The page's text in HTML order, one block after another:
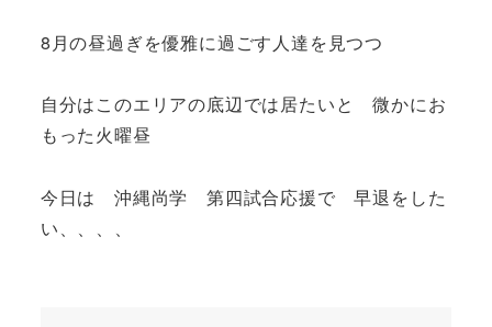
8月の昼過ぎを優雅に過ごす人達を見つつ
自分はこのエリアの底辺では居たいと 微かにお
もった火曜昼
今日は 沖縄尚学 第四試合応援で 早退をした
い、、、、